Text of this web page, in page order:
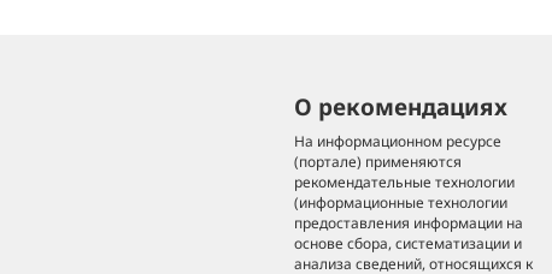
О рекомендациях
На информационном ресурсе
(портале) применяются
рекомендательные технологии
(информационные технологии
предоставления информации на
основе сбора, систематизации и
анализа сведений, относящихся к